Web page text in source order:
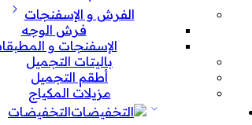
الفرش و الإسفنجات
فرش الوجه
الإسفنجات و
باليتات التجميل
أطقم التجميل
مزيلات المكياج
التخفيضات